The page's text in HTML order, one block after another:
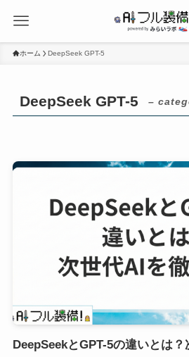
ホーム DeepSeek GPT-5
DeepSeek GPT-5 –
DeepSeekとGPT-5の違いとは